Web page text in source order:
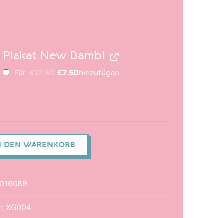
Plakat New Bambi
Für €12.50 Ursprünglicher
Preis
€7.50Aktueller
Preis
hinzufügen
DEN WARENKORB
XG004